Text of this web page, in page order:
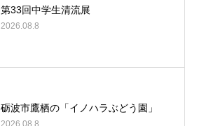
第33回中学生清流展
2026.08.8
砺波市鷹栖の「イノハラぶどう園」
2026.08.8